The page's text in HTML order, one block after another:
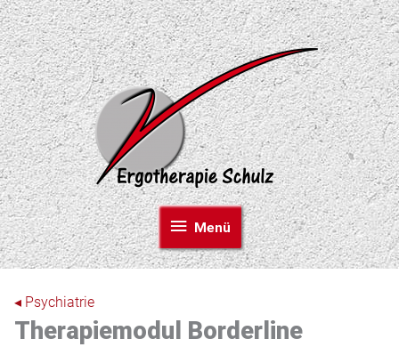
Zum
Inhalt
springen
Menü
Menü
◂ Psychiatrie
Therapiemodul Borderline